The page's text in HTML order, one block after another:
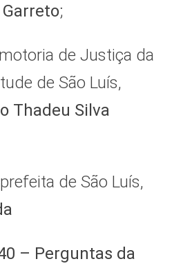
;
de Justiça da
de São Luís,
Thadeu Silva
de São Luís,
– Perguntas da